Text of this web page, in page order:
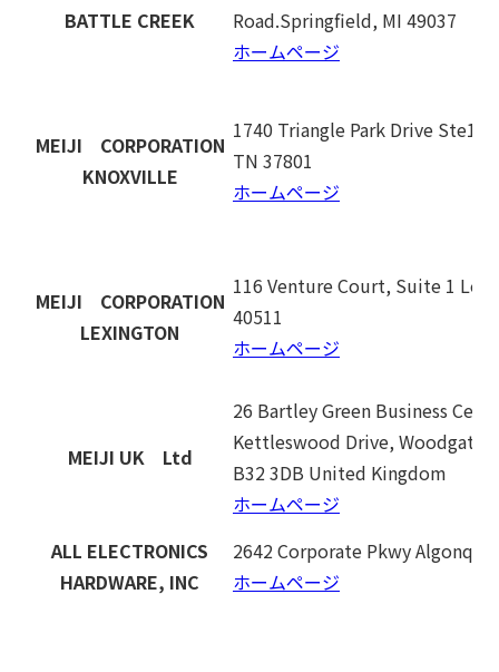
BATTLE CREEK
Road.Springfield, MI 49037
ホームページ
MEIJI CORPORATION
KNOXVILLE
1740 Triangle Park Drive
TN 37801
ホームページ
MEIJI CORPORATION
LEXINGTON
116 Venture Court, Suite 1
40511
ホームページ
MEIJI UK Ltd
26 Bartley Green Business
Kettleswood Drive, Woodgate
B32 3DB United Kingdom
ホームページ
ALL ELECTRONICS
HARDWARE, INC
2642 Corporate Pkwy
ホームページ